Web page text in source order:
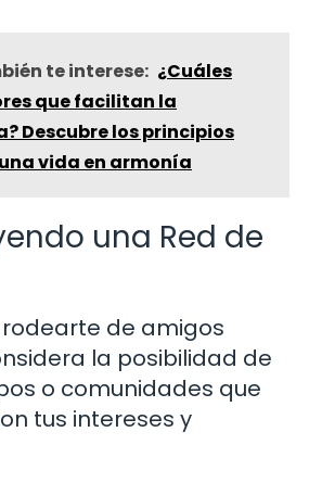
te interese: ¿Cuáles
que facilitan la
Descubre los principios
vida en armonía
una Red de
de amigos
la posibilidad de
o comunidades que
tus intereses y